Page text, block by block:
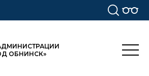
ОБНИНСК»